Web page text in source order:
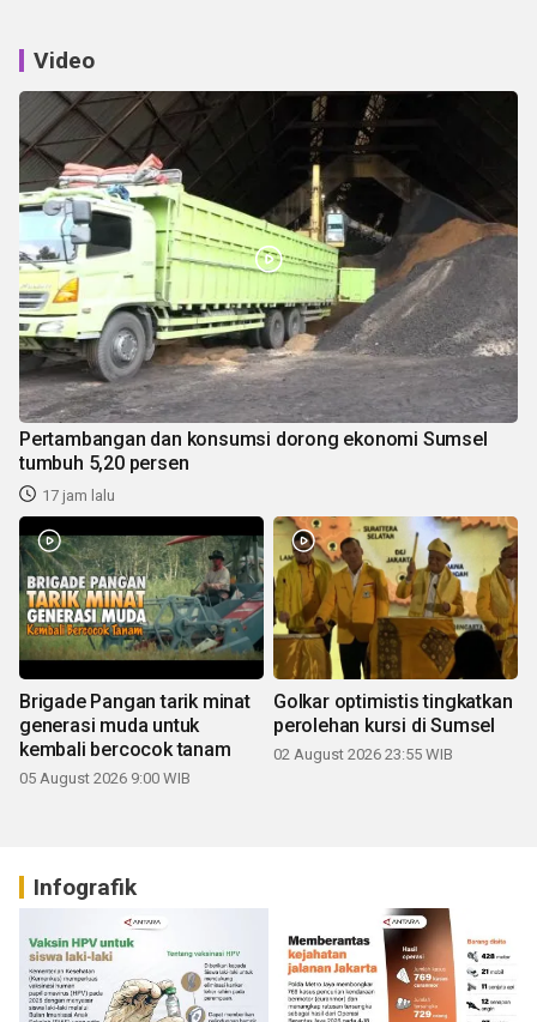
Video
Pertambangan dan konsumsi dorong ekonomi Sumsel
tumbuh 5,20 persen
17 jam lalu
Brigade Pangan tarik minat
generasi muda untuk
kembali bercocok tanam
05 August 2026 9:00 WIB
Golkar optimistis tingkatkan
perolehan kursi di Sumsel
02 August 2026 23:55 WIB
Infografik